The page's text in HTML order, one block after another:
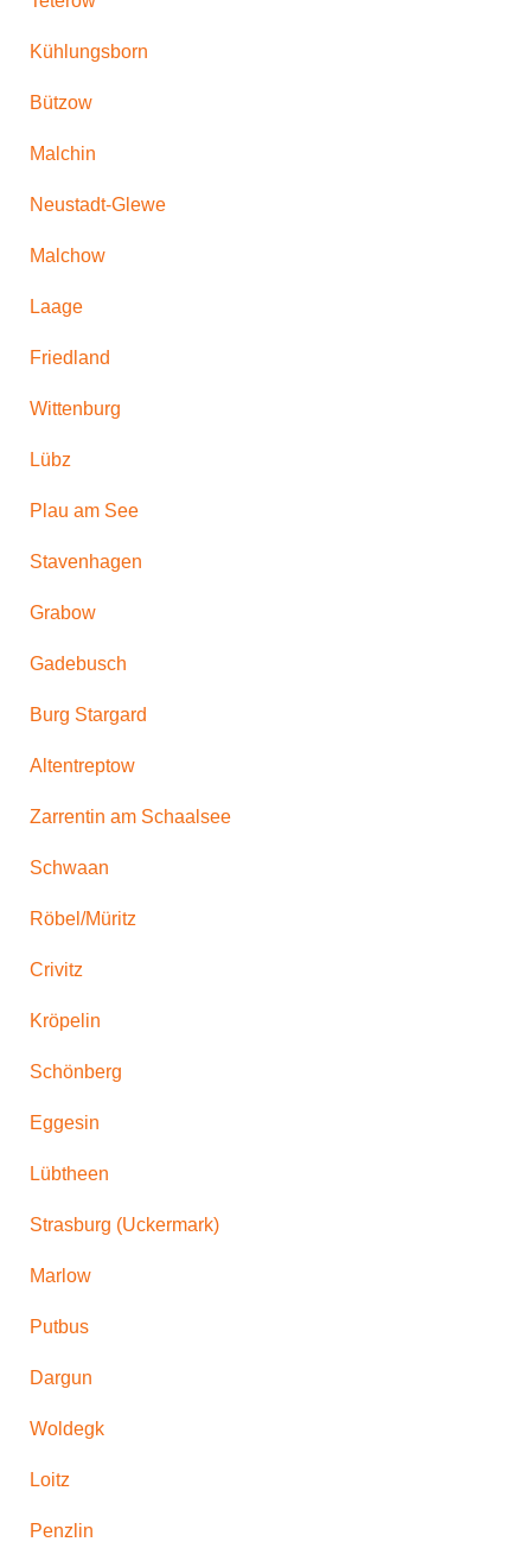
Kühlungsborn
Bützow
Malchin
Neustadt-Glewe
Malchow
Laage
Friedland
Wittenburg
Lübz
Plau am See
Stavenhagen
Grabow
Gadebusch
Burg Stargard
Altentreptow
Zarrentin am Schaalsee
Schwaan
Röbel/Müritz
Crivitz
Kröpelin
Schönberg
Eggesin
Lübtheen
Strasburg (Uckermark)
Marlow
Putbus
Dargun
Woldegk
Loitz
Penzlin